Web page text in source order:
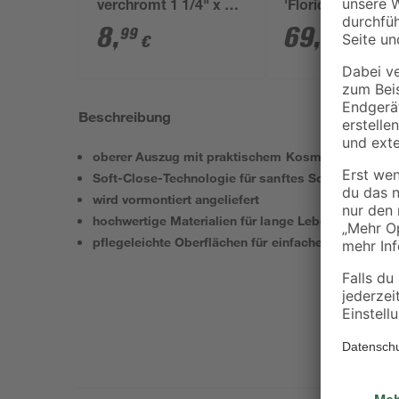
verchromt 1 1/4" x 32
mm
8,99 €
'Florida' weiß 65
x 33 cm
69, €
Beschreibung
oberer Auszug mit praktischem Kosmetikeinsatz
Soft-Close-Technologie für sanftes Schließen
wird vormontiert angeliefert
hochwertige Materialien für lange Lebensdauer
pflegeleichte Oberflächen für einfache Reinigung